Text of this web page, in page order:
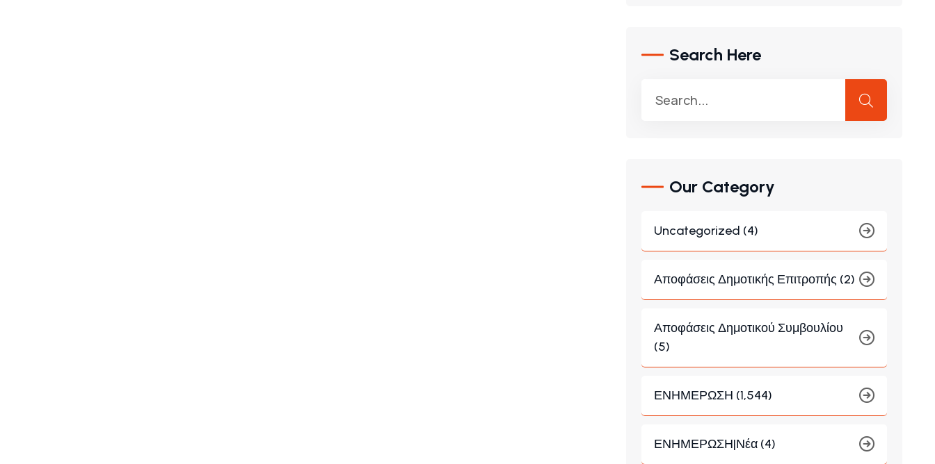
Search Here
Our Category
Uncategorized (4)
Αποφάσεις Δημοτικής Επιτροπής (2)
Αποφάσεις Δημοτικού Συμβουλίου
(5)
ΕΝΗΜΕΡΩΣΗ (1,544)
ΕΝΗΜΕΡΩΣΗ|Νέα (4)